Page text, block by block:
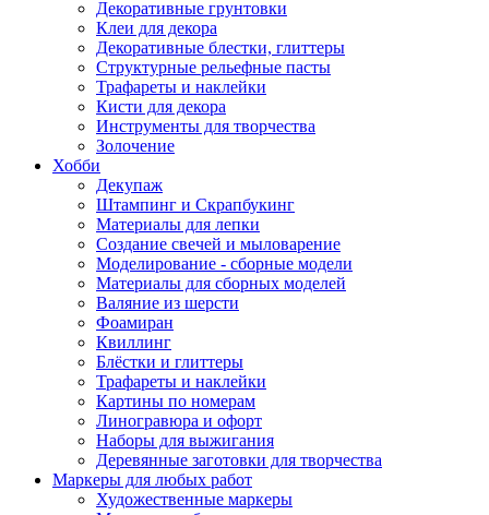
Декоративные грунтовки
Клеи для декора
Декоративные блестки, глиттеры
Структурные рельефные пасты
Трафареты и наклейки
Кисти для декора
Инструменты для творчества
Золочение
Хобби
Декупаж
Штампинг и Скрапбукинг
Материалы для лепки
Создание свечей и мыловарение
Моделирование - сборные модели
Материалы для сборных моделей
Валяние из шерсти
Фоамиран
Квиллинг
Блёстки и глиттеры
Трафареты и наклейки
Картины по номерам
Линогравюра и офорт
Наборы для выжигания
Деревянные заготовки для творчества
Маркеры для любых работ
Художественные маркеры